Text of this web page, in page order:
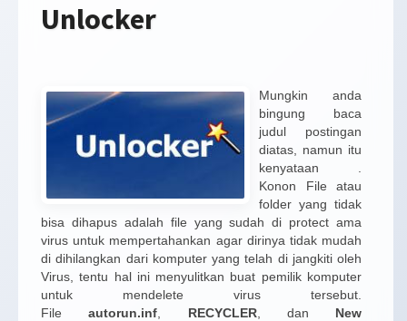
Unlocker
Mungkin anda
bingung baca
judul postingan
diatas, namun itu
kenyataan .
Konon File atau
folder yang tidak
bisa dihapus adalah file yang sudah di protect ama
virus untuk mempertahankan agar dirinya tidak mudah
di dihilangkan dari komputer yang telah di jangkiti oleh
Virus, tentu hal ini menyulitkan buat pemilik komputer
untuk mendelete virus tersebut.
Fileautorun.inf RECYCLER, dan New